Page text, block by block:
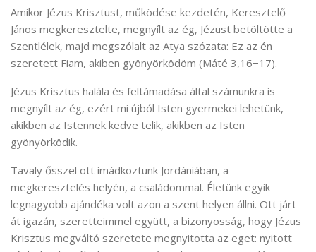
Amikor Jézus Krisztust, működése kezdetén, Keresztelő
János megkeresztelte, megnyílt az ég, Jézust betöltötte a
Szentlélek, majd megszólalt az Atya szózata: Ez az én
szeretett Fiam, akiben gyönyörködöm (Máté 3,16−17).
Jézus Krisztus halála és feltámadása által számunkra is
megnyílt az ég, ezért mi újból Isten gyermekei lehetünk,
akikben az Istennek kedve telik, akikben az Isten
gyönyörködik.
Tavaly ősszel ott imádkoztunk Jordániában, a
megkeresztelés helyén, a családommal. Életünk egyik
legnagyobb ajándéka volt azon a szent helyen állni. Ott járt
át igazán, szeretteimmel együtt, a bizonyosság, hogy Jézus
Krisztus megváltó szeretete megnyitotta az eget: nyitott